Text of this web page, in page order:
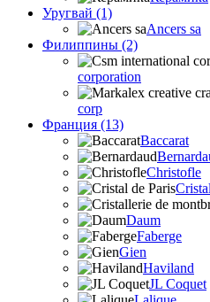
Уругвай (1)
Ancers sa
Филиппины (2)
corporation
corp
Франция (13)
Baccarat
Christofle
Daum
Faberge
Gien
Haviland
JL Coquet